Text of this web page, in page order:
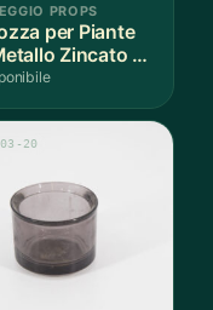
PROPS
per Piante
Zincato -
20